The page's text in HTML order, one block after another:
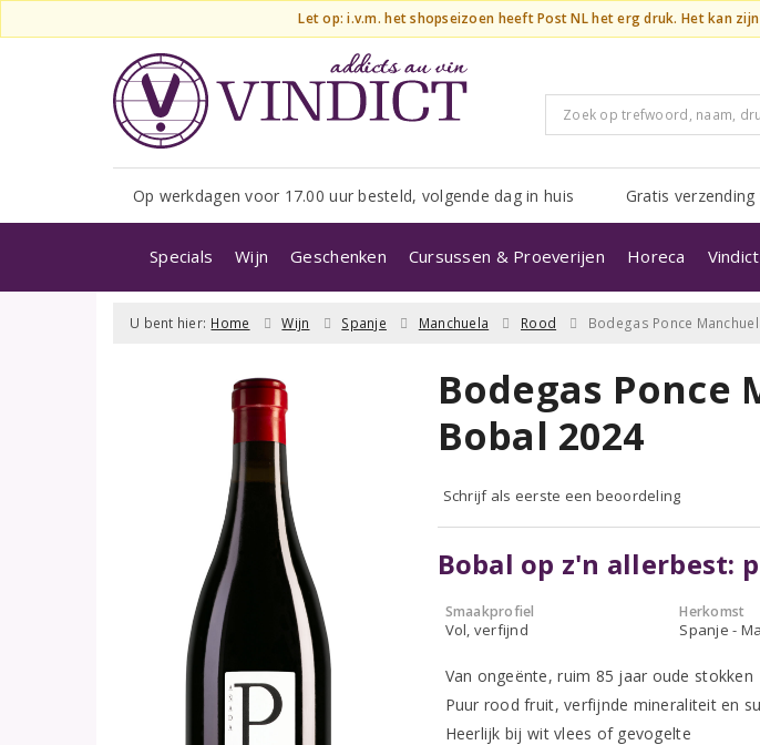
Let op: i.v.m. het shopseizoen heeft Post NL het erg druk. Het kan
Op werkdagen voor 17.00 uur besteld, volgende dag in huis Gratis
Specials Wijn Geschenken Cursussen & Proeverijen Horeca
U bent hier: Home Wijn Spanje Manchuela Rood Bodegas Ponce
Bodegas Ponce
Bobal 2024
Schrijf als eerste een beoordeling
Bobal op z'n allerbest:
Smaakprofiel
Vol, verfijnd
Herkomst
Spanje -
Van ongeënte, ruim 85 jaar oude stokken
Puur rood fruit, verfijnde mineraliteit en
Heerlijk bij wit vlees of gevogelte